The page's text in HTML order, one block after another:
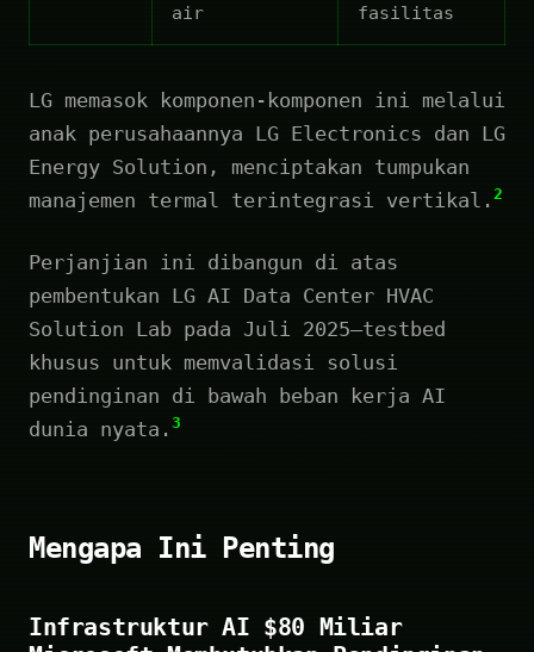
air
fasilitas
LG memasok komponen-komponen ini melalui
anak perusahaannya LG Electronics dan LG
Energy Solution, menciptakan tumpukan
manajemen termal terintegrasi vertikal. 2
Perjanjian ini dibangun di atas
pembentukan LG AI Data Center HVAC
Solution Lab pada Juli 2025—testbed
khusus untuk memvalidasi solusi
pendinginan di bawah beban kerja AI
dunia nyata. 3
Mengapa Ini Penting
Infrastruktur AI $80 Miliar